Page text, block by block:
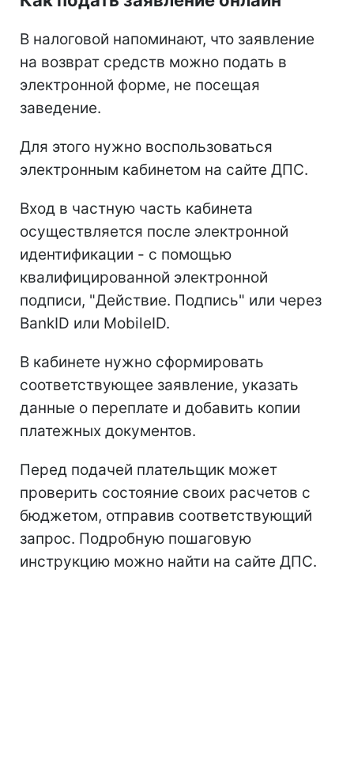
В налоговой напоминают, что заявление
на возврат средств можно подать в
электронной форме, не посещая
заведение.
Для этого нужно воспользоваться
электронным кабинетом на сайте ДПС.
Вход в частную часть кабинета
осуществляется после электронной
идентификации - с помощью
квалифицированной электронной
подписи, "Действие. Подпись" или через
BankID или MobileID.
В кабинете нужно сформировать
соответствующее заявление, указать
данные о переплате и добавить копии
платежных документов.
Перед подачей плательщик может
проверить состояние своих расчетов с
бюджетом, отправив соответствующий
запрос. Подробную пошаговую
инструкцию можно найти на сайте ДПС.